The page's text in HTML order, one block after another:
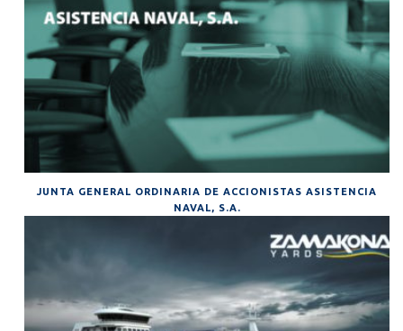
JUNTA GENERAL ORDINARIA DE ACCIONISTAS ASISTENCIA
NAVAL, S.A.